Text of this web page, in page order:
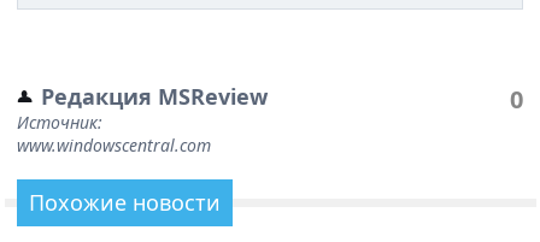
Редакция MSReview
Источник:
www.windowscentral.com
0
Похожие новости